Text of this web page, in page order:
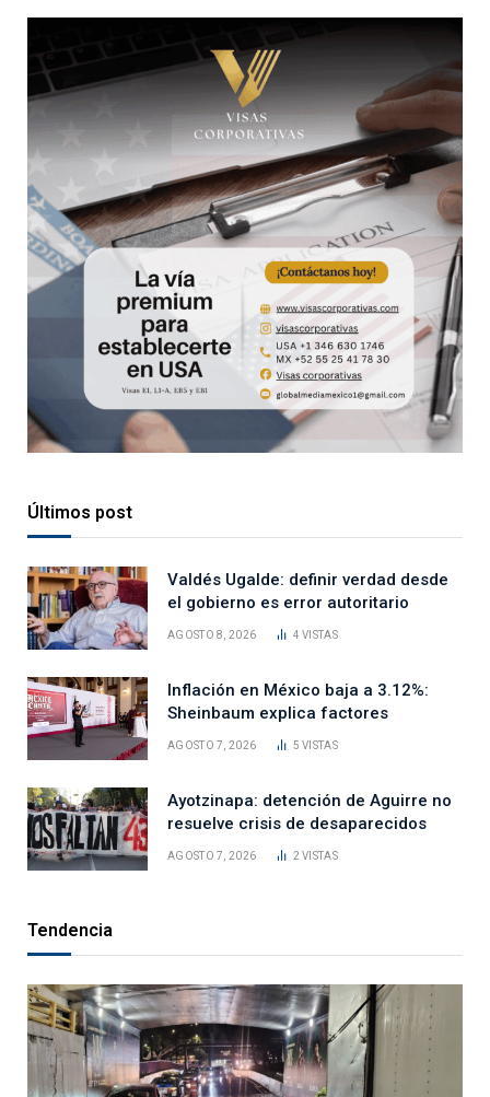
Últimos post
Valdés Ugalde: definir verdad desde
el gobierno es error autoritario
AGOSTO 8, 2026 4VISTAS
Inflación en México baja a 3.12%:
Sheinbaum explica factores
AGOSTO 7, 2026 5VISTAS
Ayotzinapa: detención de Aguirre no
resuelve crisis de desaparecidos
AGOSTO 7, 2026 2VISTAS
Tendencia